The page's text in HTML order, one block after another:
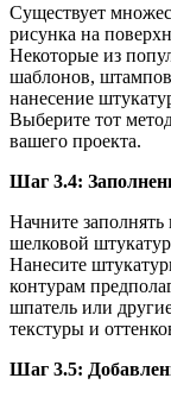
Существует
рисунка на
Некоторые из
шаблонов,
нанесение
Выберите тот
вашего проекта.
Шаг 3.4:
Начните
шелковой
Нанесите
контурам
шпатель или
текстуры и
Шаг 3.5: